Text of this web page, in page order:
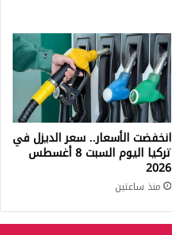
انخفضت الأسعار.. سعر الديزل في
تركيا اليوم السبت 8 أغسطس
2026
منذ ساعتين